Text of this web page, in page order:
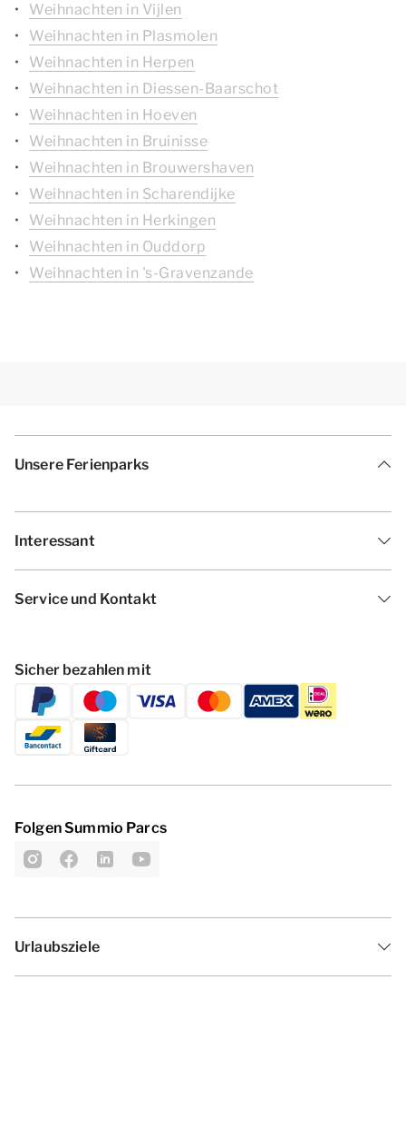
Weihnachten in Vijlen
Weihnachten in Plasmolen
Weihnachten in Herpen
Weihnachten in Diessen-Baarschot
Weihnachten in Hoeven
Weihnachten in Bruinisse
Weihnachten in Brouwershaven
Weihnachten in Scharendijke
Weihnachten in Herkingen
Weihnachten in Ouddorp
Weihnachten in 's-Gravenzande
Unsere Ferienparks
Interessant
Service und Kontakt
Sicher bezahlen mit
Folgen Summio Parcs
Urlaubsziele